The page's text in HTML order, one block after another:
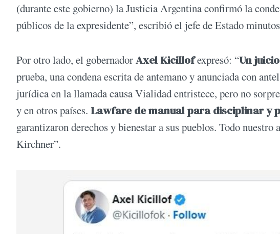
(durante este gobierno) la Justicia Argentina confirmó la
públicos de la expresidente”, escribió el jefe de Estado
Por otro lado, el gobernadorAxel Kicillofexpresó: “Un
prueba, una condena escrita de antemano y anunciada con
jurídica en la llamada causa Vialidad entristece, pero no
y en otros países. Lawfare de manual para disciplinar y
garantizaron derechos y bienestar a sus pueblos. Todo
Kirchner”.